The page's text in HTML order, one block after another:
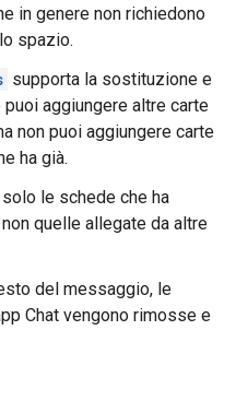
in genere non richiedono
spazio.
supporta la sostituzione e
aggiungere altre carte
non puoi aggiungere carte
ha già.
le schede che ha
quelle allegate da altre
del messaggio, le
Chat vengono rimosse e